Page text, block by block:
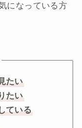
になっている方
たい
たい
ている